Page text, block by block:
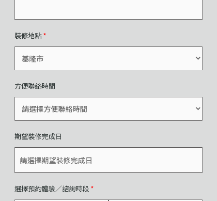
裝修地點 *
方便聯絡時間
期望裝修完成日
選擇預約體驗／諮詢時段 *